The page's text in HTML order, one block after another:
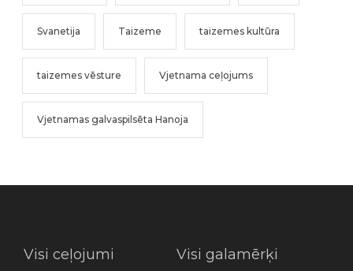
Svanetija Taizeme taizemes kultūra
taizemes vēsture Vjetnama ceļojums
Vjetnamas galvaspilsēta Hanoja
Visi ceļojumi Visi galamērķi